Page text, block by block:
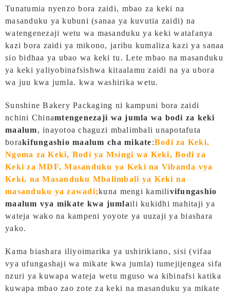
Tunatumia nyenzo bora zaidi, mbao za keki na
masanduku ya kubuni (sanaa ya kuvutia zaidi) na
watengenezaji wetu wa masanduku ya keki watafanya
kazi bora zaidi ya mikono, jaribu kumaliza kazi ya sanaa
sio bidhaa ya ubao wa keki tu. Lete mbao na masanduku
ya keki yaliyobinafsishwa kitaalamu zaidi na ya ubora
wa juu kwa jumla. kwa washirika wetu.
Sunshine Bakery Packaging ni kampuni bora zaidi
nchini Chinamtengenezaji wa jumla wa bodi za keki
maalum, inayotoa chaguzi mbalimbali unapotafuta
borakifungashio maalum cha mikate:Bodi za Keki,
Ngoma za Keki, Bodi ya Msingi wa Keki, Bodi za
Keki za MDF, Masanduku ya Keki na Vibanda vya
Keki, na Masanduku Mbalimbali ya Keki na
masanduku ya zawadi;kuna mengi kamilivifungashio
maalum vya mikate kwa jumlaili kukidhi mahitaji ya
wateja wako na kampeni yoyote ya uuzaji ya biashara
yako.
Kama biashara iliyoimarika ya ushirikiano, sisi (vifaa
vya ufungashaji wa mikate kwa jumla) tumejijengea sifa
nzuri ya kuwapa wateja wetu mguso wa kibinafsi katika
kuwapa mbao zao zote za keki na masanduku ya mikate